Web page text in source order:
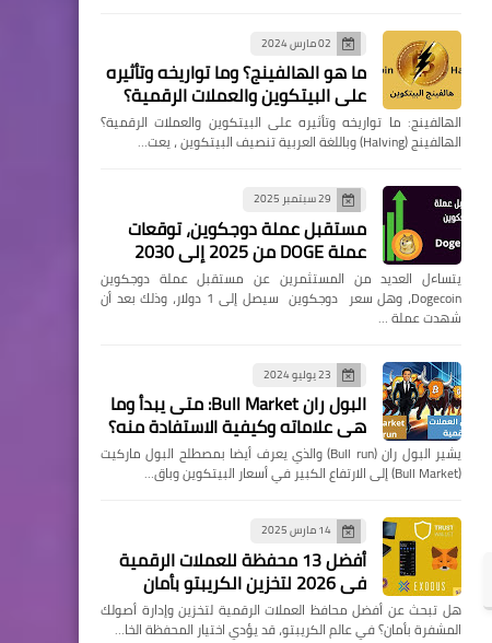
02 مارس 2024
ما هو الهالفينج؟ وما تواريخه وتأثيره
على البيتكوين والعملات الرقمية؟
الهالفينج: ما تواريخه وتأثيره على البيتكوين والعملات الرقمية؟
الهالفينج (Halving) وباللغة العربية تنصيف البيتكوين ، يعت…
29 سبتمبر 2025
مستقبل عملة دوجكوين، توقعات
عملة DOGE من 2025 إلى 2030
يتساءل العديد من المستثمرين عن مستقبل عملة دوجكوين
Dogecoin، وهل سعر دوجكوين سيصل إلى 1 دولار، وذلك بعد أن
شهدت عملة …
23 يوليو 2024
البول ران Bull Market: متى يبدأ وما
هي علاماته وكيفية الاستفادة منه؟
يشير البول ران (Bull run) والذي يعرف أيضا بمصطلح البول ماركيت
(Bull Market) إلى الارتفاع الكبير في أسعار البيتكوين وباق…
14 مارس 2025
أفضل 13 محفظة للعملات الرقمية
في 2026 لتخزين الكريبتو بأمان
هل تبحث عن أفضل محافظ العملات الرقمية لتخزين وإدارة أصولك
المشفرة بأمان؟ في عالم الكريبتو، قد يؤدي اختيار المحفظة الخا…